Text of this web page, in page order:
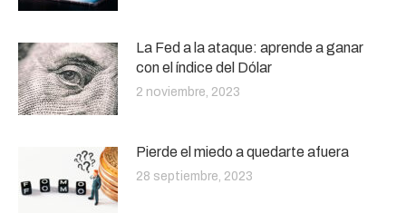
La Fed a la ataque: aprende a ganar
con el índice del Dólar
2 noviembre, 2023
Pierde el miedo a quedarte afuera
28 septiembre, 2023